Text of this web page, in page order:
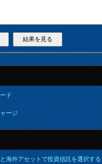
ド
ージ
海外アセットで投資信託を選択する